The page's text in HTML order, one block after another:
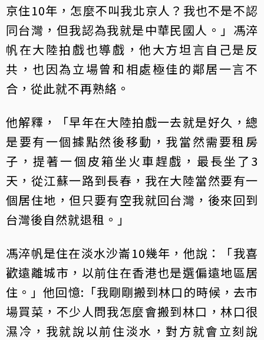
京住10年，怎麼不叫我北京人？我也不是不認
同台灣，但我認為我就是中華民國人。」馮淬
帆在大陸拍戲也導戲，他大方坦言自己是反
共，也因為立場曾和相處極佳的鄰居一言不
合，從此就不再熟絡。
他解釋，「早年在大陸拍戲一去就是好久，總
是要有一個據點然後移動，我當然需要租房
子，提著一個皮箱坐火車趕戲，最長坐了3
天，從江蘇一路到長春，我在大陸當然要有一
個居住地，但只要有空我就回台灣，後來回到
台灣後自然就退租。」
馮淬帆是住在淡水沙崙10幾年，他說：「我喜
歡遠離城市，以前住在香港也是選偏遠地區居
住。」他回憶:「我剛剛搬到林口的時候，去市
場買菜，不少人問我怎麼會搬到林口，林口很
濕冷，我就說以前住淡水，對方就會立刻說